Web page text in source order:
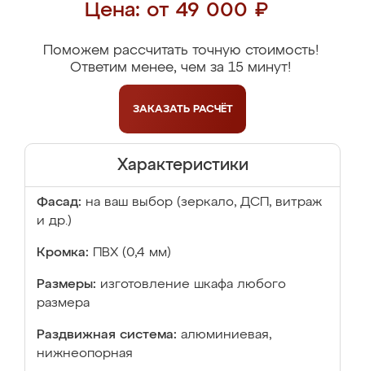
Цена: от 49 000 ₽
Поможем рассчитать точную стоимость!
Ответим менее, чем за 15 минут!
ЗАКАЗАТЬ РАСЧЁТ
Характеристики
Фасад: на ваш выбор (зеркало, ДСП, витраж
и др.)
Кромка: ПВХ (0,4 мм)
Размеры: изготовление шкафа любого
размера
Раздвижная система: алюминиевая,
нижнеопорная